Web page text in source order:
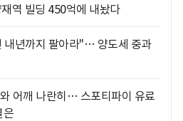
역 빌딩 450억에 내놨다
내년까지 팔아라"… 양도세 중과
어깨 나란히… 스포티파이 유료
은